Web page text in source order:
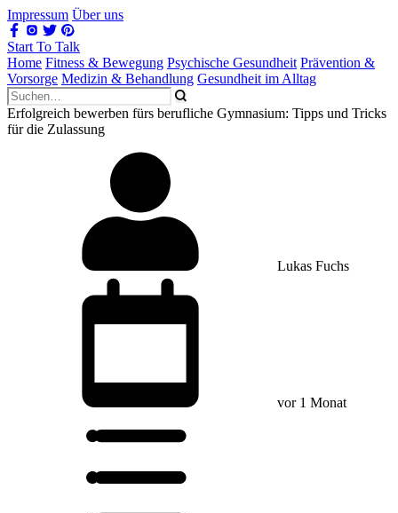
Impressum Über uns
Start To Talk
Home Fitness & Bewegung Psychische Gesundheit Prävention &
Vorsorge Medizin & Behandlung Gesundheit im Alltag
Erfolgreich bewerben fürs berufliche Gymnasium: Tipps und Tricks
für die Zulassung
Lukas Fuchs
vor 1 Monat